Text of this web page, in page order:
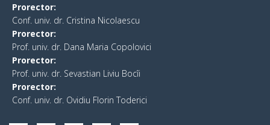
Prorector:
Conf. univ. dr. Cristina Nicolaescu
Prorector:
Prof. univ. dr. Dana Maria Copolovici
Prorector:
Prof. univ. dr. Sevastian Liviu Bocîi
Prorector:
Conf. univ. dr. Ovidiu Florin Toderici